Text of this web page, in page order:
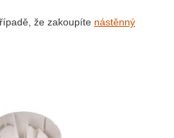
že zakoupíte nástěnný